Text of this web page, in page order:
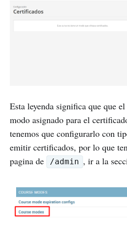
Esta leyenda significa que que
modo asignado para el
tenemos que configurarlo con
emitir certificados, por lo que
pagina de
/admin , ir a la